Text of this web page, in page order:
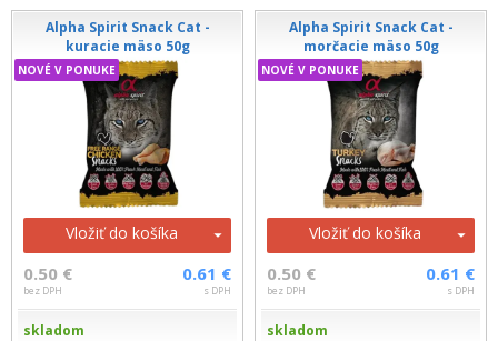
Alpha Spirit Snack Cat -
kuracie mäso 50g
NOVÉ V PONUKE
Vložiť do košíka
0.50 €
bez DPH
0.61 €
s DPH
skladom
Alpha Spirit Snack Cat -
morčacie mäso 50g
NOVÉ V PONUKE
Vložiť do košíka
0.50 €
bez DPH
0.61 €
s DPH
skladom